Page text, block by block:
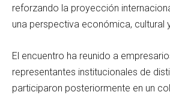
reforzando la proyección
una perspectiva económica, cultural
El encuentro ha reunido a
representantes institucionales de
participaron posteriormente en un